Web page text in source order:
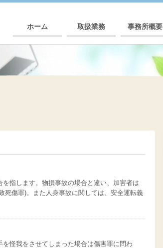
ホーム 取扱業務 事務所概要
指します。物損事故の場合と違い、加害者は
死傷罪)。また人身事故に関しては、安全運転義
怪我をさせてしまった場合は傷害罪に問わ